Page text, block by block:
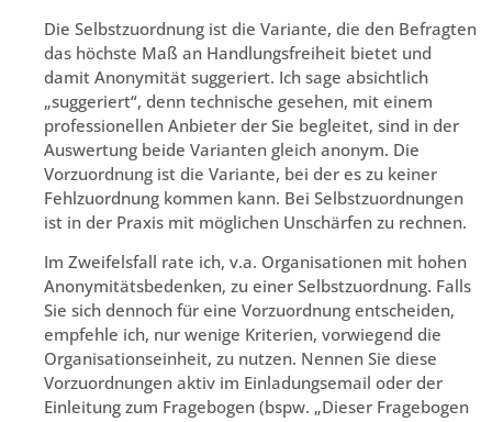
Die Selbstzuordnung ist die Variante, die den Befragten
das höchste Maß an Handlungsfreiheit bietet und
damit Anonymität suggeriert. Ich sage absichtlich
„suggeriert“, denn technische gesehen, mit einem
professionellen Anbieter der Sie begleitet, sind in der
Auswertung beide Varianten gleich anonym. Die
Vorzuordnung ist die Variante, bei der es zu keiner
Fehlzuordnung kommen kann. Bei Selbstzuordnungen
ist in der Praxis mit möglichen Unschärfen zu rechnen.
Im Zweifelsfall rate ich, v.a. Organisationen mit hohen
Anonymitätsbedenken, zu einer Selbstzuordnung. Falls
Sie sich dennoch für eine Vorzuordnung entscheiden,
empfehle ich, nur wenige Kriterien, vorwiegend die
Organisationseinheit, zu nutzen. Nennen Sie diese
Vorzuordnungen aktiv im Einladungsemail oder der
Einleitung zum Fragebogen (bspw. „Dieser Fragebogen